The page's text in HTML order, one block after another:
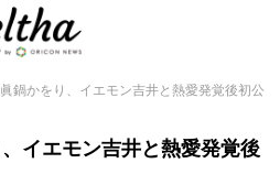
鍋かをり、イエモン吉井と熱愛発覚後初公
イエモン吉井と熱愛発覚後